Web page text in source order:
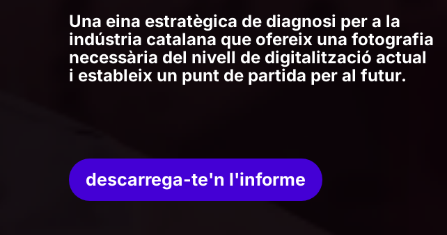
Una eina estratègica de diagnosi per a la
indústria catalana que ofereix una fotografia
necessària del nivell de digitalització actual
i estableix un punt de partida per al futur.
descarrega-te'n l'informe